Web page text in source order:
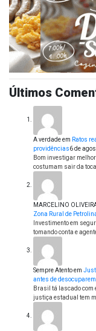
Últimos
A verdadeem Ratos
providências6 de
Bom investigar
costumam sair da
MARCELINO
Zona Rural de
Investimento em
tomando conta e
Sempre Atentoem
antes de
Brasil tá lascado com
justiça estadual tem